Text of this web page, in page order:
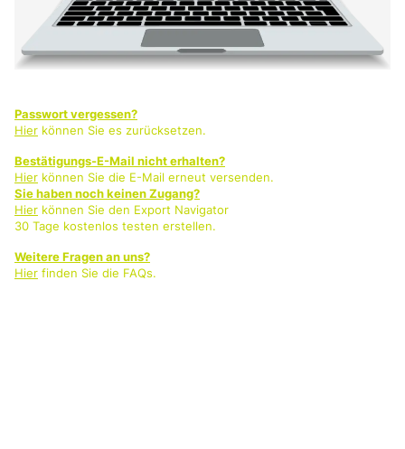
Passwort vergessen?
Hier können Sie es zurücksetzen.
Bestätigungs-E-Mail nicht erhalten?
Hier können Sie die E-Mail erneut versenden.
Sie haben noch keinen Zugang?
Hier können Sie den Export Navigator
30 Tage kostenlos testen erstellen.
Weitere Fragen an uns?
Hier finden Sie die FAQs.